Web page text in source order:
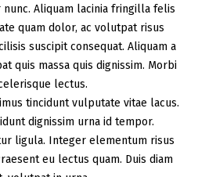
Aliquam lacinia fringilla felis
quam dolor, ac volutpat risus
suscipit consequat. Aliquam a
quis massa quis dignissim. Morbi
lectus.
tincidunt vulputate vitae lacus.
dignissim urna id tempor.
ligula. Integer elementum risus
eu lectus quam. Duis diam